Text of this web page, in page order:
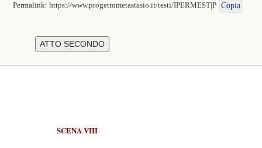
Permalink:https://www.progettometastasio.it/testi/IPERMEST|P Copia
SCENA VIII